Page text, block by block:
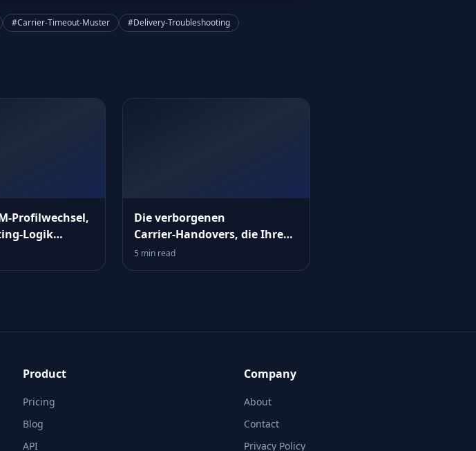
#Carrier-Timeout-Muster #Delivery-Troubleshooting
Die verborgenen
Carrier‑Handovers, die Ihre
Erreichbarkeitslogik
verwirren
5 min read
Product
Pricing
Blog
API
Company
About
Contact
Privacy Policy